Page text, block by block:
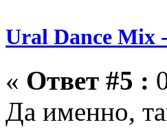
Ural Dance Mix
« Ответ #5 :
Да именно,